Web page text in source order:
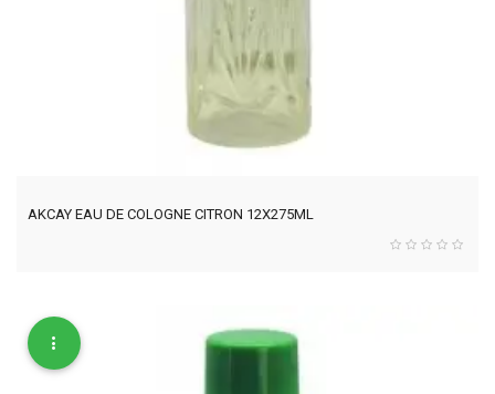
AKCAY EAU DE COLOGNE CITRON 12X275ML